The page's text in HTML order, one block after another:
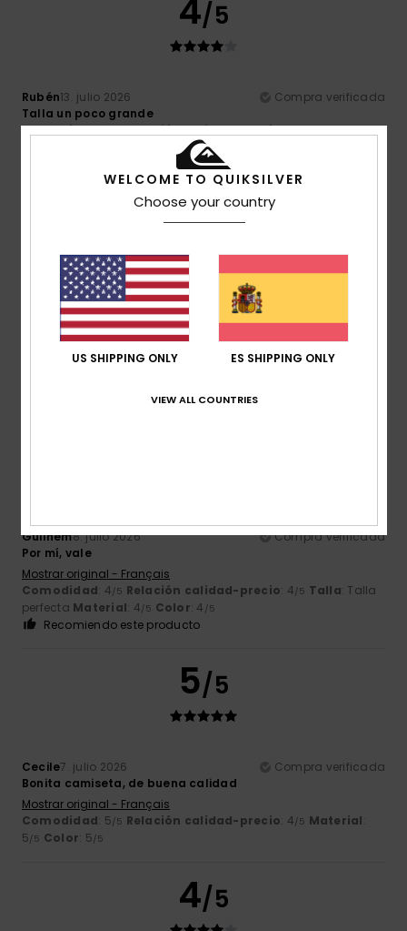
4/5
Rubén13. julio 2026
Compra verificada
Talla un poco grande
Comodidad: 5 Relación calidad-precio: 4 Talla:
Color: 5/5
Recomiendo este producto
5/5
Thomas10. julio 2026
Buena calidad y buen ajuste
Mostrar original - Français
Comodidad: 5/5 Talla: Talla perfecta Material : 5/5 Color
Recomiendo este producto
Guilhem8. julio 2026
Compra verificada
Por mí, vale
Mostrar original - Français
Comodidad: 4/5 Relación calidad-precio: 4/5 Talla: Talla
perfecta Material: 4/5 Color: 4 /5
Recomiendo este producto
5/5
Cecile7. julio 2026
Compra verificada
Bonita camiseta, de buena calidad
Mostrar original - Français
Comodidad: 5/5 Relación calidad-precio: 4/5 Material:
5/5 Color: 5/5
4/5
WELCOME TO QUIKSILVER
Choose your country
US SHIPPING ONLY ES SHIPPING ONLY
VIEW ALL COUNTRIES